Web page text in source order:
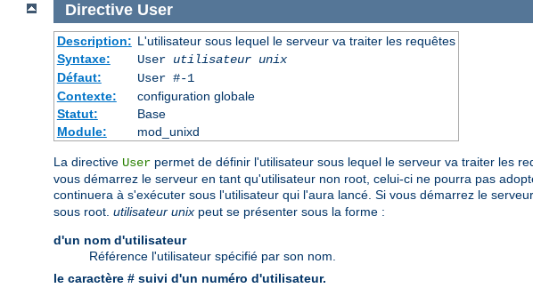
Directive User
Description: L'utilisateur sous lequel le serveur va traiter les requêtes
Syntaxe:
User utilisateur unix
Défaut:
User #-1
Contexte:
configuration globale
Statut:
Base
Module:
mod_unixd
La directive User permet de définir l'utilisateur sous lequel le serveur va traiter les
vous démarrez le serveur en tant qu'utilisateur non root, celui-ci ne pourra pas
continuera à s'exécuter sous l'utilisateur qui l'aura lancé. Si vous démarrez le
sous root. utilisateur unix peut se présenter sous la forme :
d'un nom d'utilisateur
Référence l'utilisateur spécifié par son nom.
le caractère # suivi d'un numéro d'utilisateur.